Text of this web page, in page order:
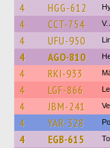
4 HGG-612
4 CCT-754 V.
4 UFU-950
4 AGO-810
4 RKI-933
4 LGF-866
4 JBM-241
4 YAR-328
4 EGB-615